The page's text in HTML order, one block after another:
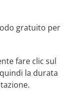
gratuito per
fare clic sul
la durata